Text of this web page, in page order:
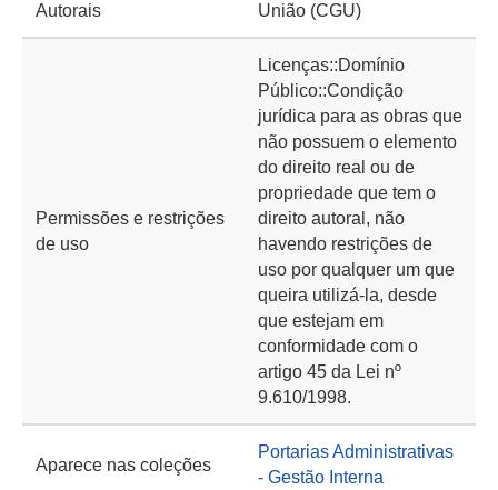
Autorais
União (CGU)
Permissões e restrições
de uso
Licenças::Domínio
Público::Condição
jurídica para as obras que
não possuem o elemento
do direito real ou de
propriedade que tem o
direito autoral, não
havendo restrições de
uso por qualquer um que
queira utilizá-la, desde
que estejam em
conformidade com o
artigo 45 da Lei nº
9.610/1998.
Aparece nas coleções
Portarias Administrativas
- Gestão Interna